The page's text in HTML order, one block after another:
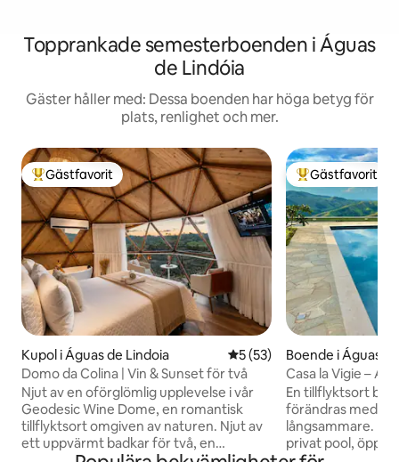
Topprankade semesterboenden i Águas
de Lindóia
Gäster håller med: Dessa boenden har höga betyg för
plats, renlighet och mer.
Populär gästfavorit
Gästfavorit
Kupol i Águas de Lindoia 5 av 5 i genomsnittligt
5 (53)
Domo da Colina | Vin & Sunset för två
Njut av en oförglömlig upplevelse i vår
Geodesic Wine Dome, en romantisk
tillflyktsort omgiven av naturen. Njut av
ett uppvärmt badkar för två, en
Populär
Gästfavorit
Boende i Águas
Casa la Vigie –
En tillflyktsort
förändras med
långsammare. La
privat pool,